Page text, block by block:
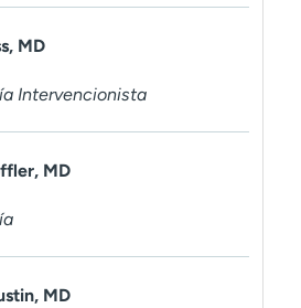
MD
Intervencionista
MD
MD